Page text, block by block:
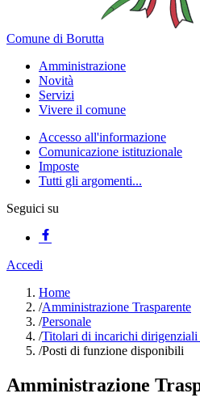
Comune di Borutta
Amministrazione
Novità
Servizi
Vivere il comune
Accesso all'informazione
Comunicazione istituzionale
Imposte
Tutti gli argomenti...
Seguici su
Accedi
Home
/Amministrazione Trasparente
/Personale
/Titolari di incarichi
/Posti di funzione disponibili
Amministrazione